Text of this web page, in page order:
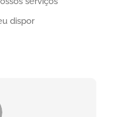
dispor